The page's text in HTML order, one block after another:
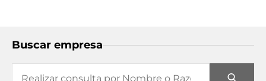
Buscar empresa